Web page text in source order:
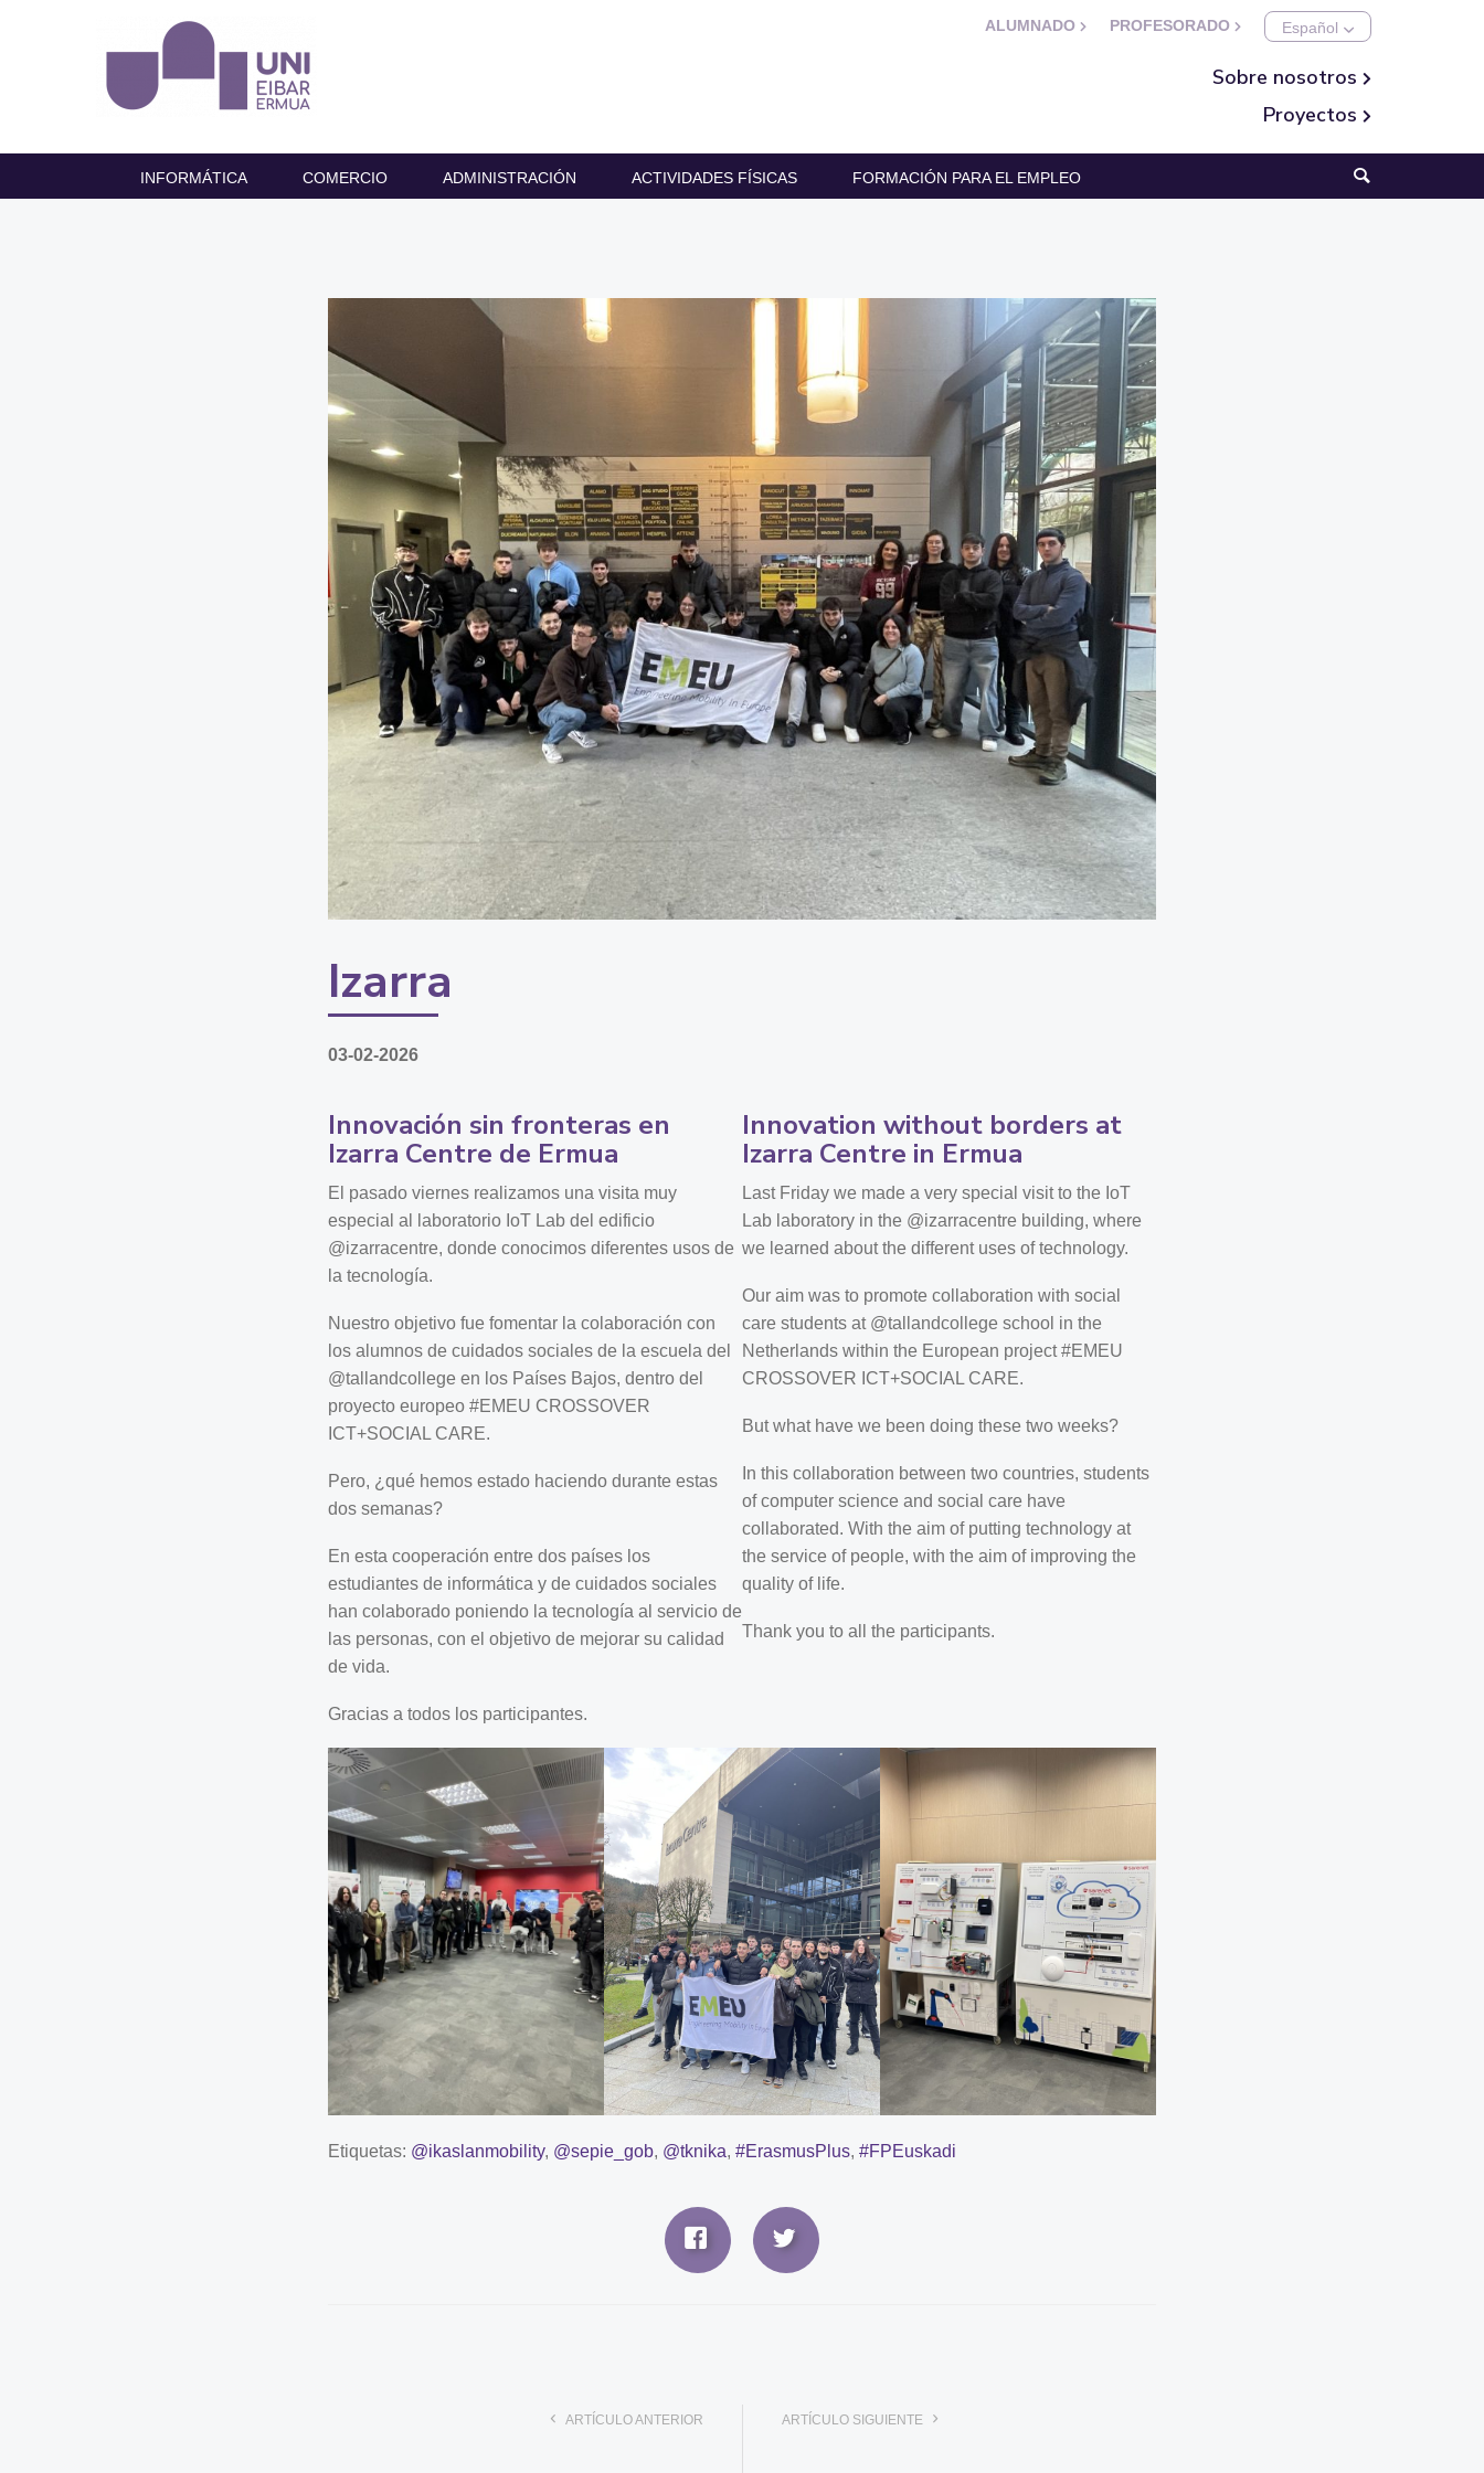
ALUMNADO PROFESORADO
Sobre nosotros
Proyectos
INFORMÁTICA COMERCIO ADMINISTRACIÓN ACTIVIDADES FÍSICAS FORMACIÓN PARA EL EMPLEO
Izarra
03-02-2026
Innovación sin fronteras en
Izarra Centre de Ermua
El pasado viernes realizamos una visita muy
especial al laboratorio IoT Lab del edificio
@izarracentre, donde conocimos diferentes usos de
la tecnología.
Nuestro objetivo fue fomentar la colaboración con
los alumnos de cuidados sociales de la escuela del
@tallandcollege en los Países Bajos, dentro del
proyecto europeo #EMEU CROSSOVER
ICT+SOCIAL CARE.
Pero, ¿qué hemos estado haciendo durante estas
dos semanas?
En esta cooperación entre dos países los
estudiantes de informática y de cuidados sociales
han colaborado poniendo la tecnología al servicio de
las personas, con el objetivo de mejorar su calidad
de vida.
Gracias a todos los participantes.
Innovation without borders at
Izarra Centre in Ermua
Last Friday we made a very special visit to the IoT
Lab laboratory in the @izarracentre building, where
we learned about the different uses of technology.
Our aim was to promote collaboration with social
care students at @tallandcollege school in the
Netherlands within the European project #EMEU
CROSSOVER ICT+SOCIAL CARE.
But what have we been doing these two weeks?
In this collaboration between two countries, students
of computer science and social care have
collaborated. With the aim of putting technology at
the service of people, with the aim of improving the
quality of life.
Thank you to all the participants.
Etiquetas: @ikaslanmobility, @sepie_gob, @tknika, #ErasmusPlus, #FPEuskadi
ARTÍCULO ANTERIOR ARTÍCULO SIGUIENTE